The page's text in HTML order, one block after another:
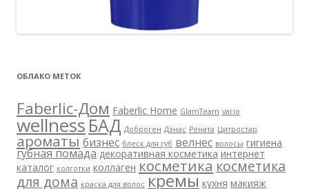
ОБЛАКО МЕТОК
Faberlic-Дом Faberlic Home GlamTeam vario
wellnessБАД Доброген Дэнас Рената Цитростар
ароматыбизнес блеск для губ велнес волосы гигиена
губная помада декоративная косметика интернет
каталог колготки коллаген косметика косметика
для дома краска для волос кремы кухня макияж